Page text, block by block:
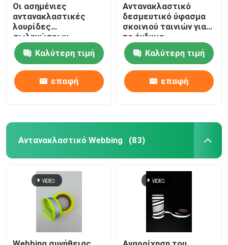
Οι ασημένιες
αντανακλαστικές
λουρίδες
σωληνώσεων
τακτοποιούν
Headband τα
εσώρουχα διαδρομής
ασφάλειας 50 μέτρο
100 μέτρα
Καλύτερη τιμή
επαφή
Αντανακλαστικό
δεσμευτικό ύφασμα
σκοινιού ταινιών για
το ένδυμα
ζωηρόχρωμα
αναδρομικά 0.19mm
0.24mm ασφάλειας
Καλύτερη τιμή
επαφή
Αντανακλαστικό Webbing (83)